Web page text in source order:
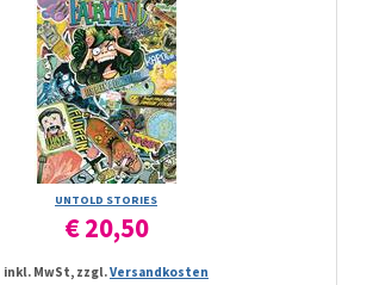
UNTOLD STORIES
€ 20,50
inkl. MwSt, zzgl.Versandkosten